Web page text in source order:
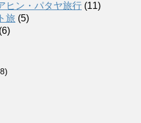
ヒン・パタヤ旅行 (11)
旅 (5)
(6)